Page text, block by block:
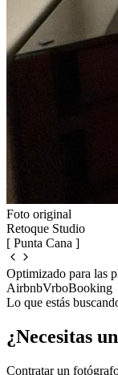
Foto original
Retoque Studio
[ Punta Cana ]
Optimizado para las
AirbnbVrboBooking
Lo que estás
¿Necesitas
Contratar un